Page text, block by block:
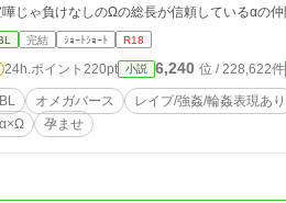
完結 ｼｮｰﾄｼｮｰﾄ R18
24h.ポイント 220pt 小説 6,240 位 / 228,622件
BL オメガバース レイプ/強姦/輪姦表現あり
α×Ω
孕ませ